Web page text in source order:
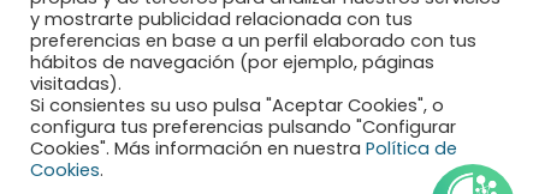
Financiado por la Unión Europea - NextGenerationEU
y mostrarte publicidad relacionada con tus
preferencias en base a un perfil elaborado con tus
hábitos de navegación (por ejemplo, páginas
visitadas).
Si consientes su uso pulsa "Aceptar Cookies", o
configura tus preferencias pulsando "Configurar
Cookies". Más información en nuestra Política de
Cookies.